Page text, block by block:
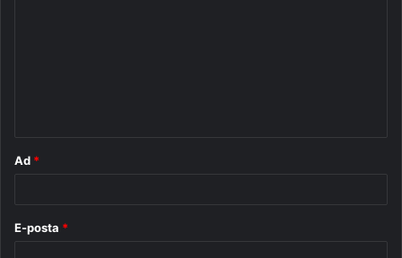
Ad *
E-posta *